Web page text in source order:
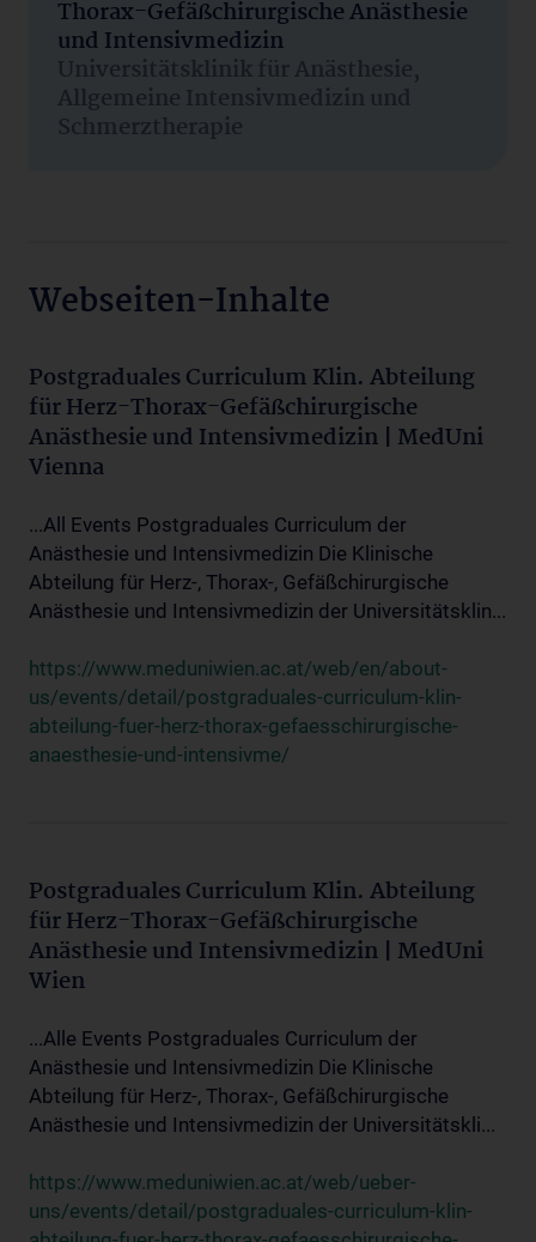
Thorax-Gefäßchirurgische Anästhesie
und Intensivmedizin
Universitätsklinik für Anästhesie,
Allgemeine Intensivmedizin und
Schmerztherapie
Webseiten-Inhalte
Postgraduales Curriculum Klin. Abteilung
für Herz-Thorax-Gefäßchirurgische
Anästhesie und Intensivmedizin | MedUni
Vienna
...All Events Postgraduales Curriculum der
Anästhesie und Intensivmedizin Die Klinische
Abteilung für Herz-, Thorax-, Gefäßchirurgische
Anästhesie und Intensivmedizin der Universitätsklin...
https://www.meduniwien.ac.at/web/en/about-
us/events/detail/postgraduales-curriculum-klin-
abteilung-fuer-herz-thorax-gefaesschirurgische-
anaesthesie-und-intensivme/
Postgraduales Curriculum Klin. Abteilung
für Herz-Thorax-Gefäßchirurgische
Anästhesie und Intensivmedizin | MedUni
Wien
...Alle Events Postgraduales Curriculum der
Anästhesie und Intensivmedizin Die Klinische
Abteilung für Herz-, Thorax-, Gefäßchirurgische
Anästhesie und Intensivmedizin der Universitätskli...
https://www.meduniwien.ac.at/web/ueber-
uns/events/detail/postgraduales-curriculum-klin-